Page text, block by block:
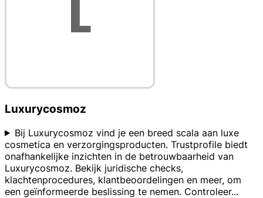
Luxurycosmoz
Bij Luxurycosmoz vind je een breed scala aan luxe
cosmetica en verzorgingsproducten. Trustprofile biedt
onafhankelijke inzichten in de betrouwbaarheid van
Luxurycosmoz. Bekijk juridische checks,
klachtenprocedures, klantbeoordelingen en meer, om
een geïnformeerde beslissing te nemen. Controleer...